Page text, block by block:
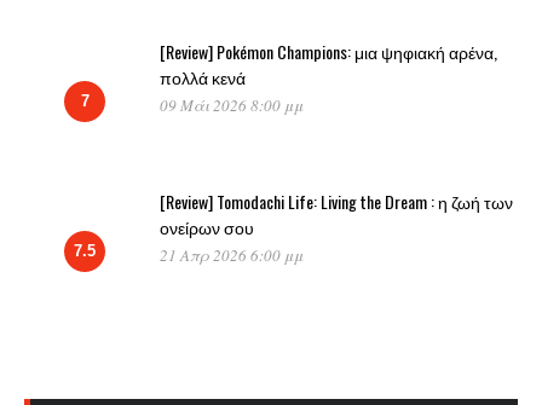
7
[Review] Pokémon Champions: μια ψηφιακή αρένα,
πολλά κενά
09 Μάι 2026 8:00 μμ
7.5
[Review] Tomodachi Life: Living the Dream : η ζωή των
ονείρων σου
21 Απρ 2026 6:00 μμ